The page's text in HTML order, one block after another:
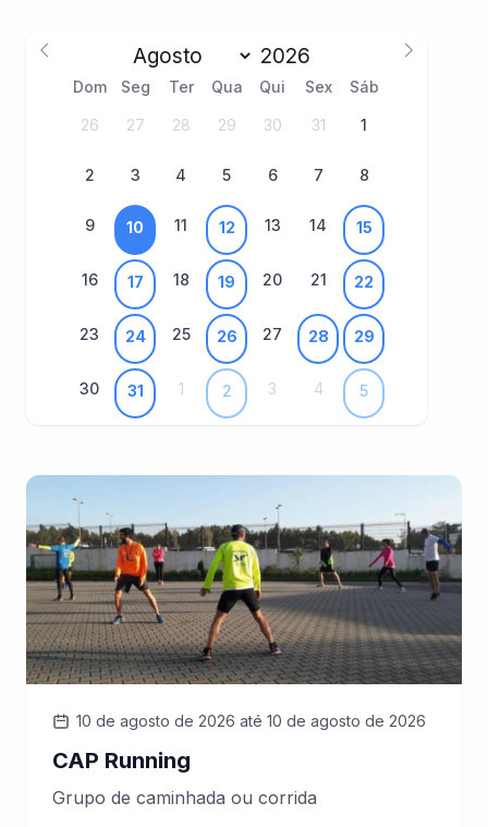
Dom Seg Ter Qua Qui Sex Sáb
26 27 28 29 30 31 1
2 3 4 5 6 7 8
9 10 11 12 13 14 15
16 17 18 19 20 21 22
23 24 25 26 27 28 29
30 31 1 2 3 4 5
10 de agosto de 2026 até 10 de agosto de 2026
CAP Running
Grupo de caminhada ou corrida